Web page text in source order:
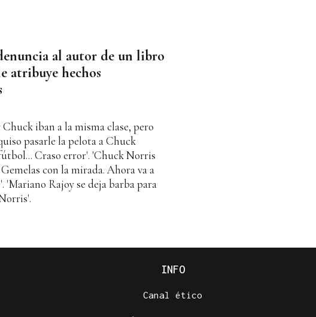
al autor de un libro
atribuye hechos
iban a la misma clase, pero
pasarle la pelota a Chuck
Craso error'. 'Chuck Norris
con la mirada. Ahora va a
'Mariano Rajoy se deja barba para
INFO
Canal ético